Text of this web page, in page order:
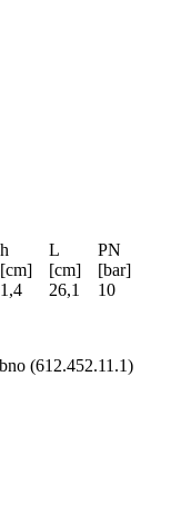
h
[cm]
L
[cm]
PN
[bar]
1,4 26,1
10
(612.452.11.1)